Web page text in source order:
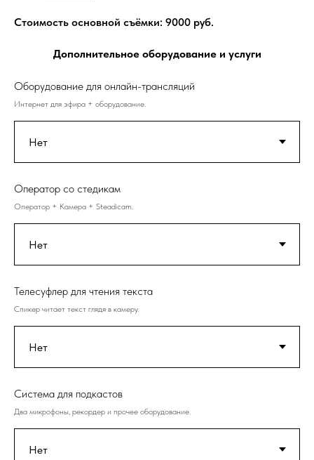
Стоимость основной съёмки: 9000 руб.
Дополнительное оборудование и услуги
Оборудование для онлайн-трансляций
Интернет для эфира + оборудование.
Оператор со стедикам
Оператор + Камера + Steadicam.
Телесуфлер для чтения текста
Спикер читает текст глядя в камеру.
Система для подкастов
Два микрофоны, рекордер и прочее оборудование.